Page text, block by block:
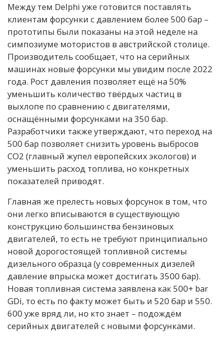
Между тем Delphi уже готовится поставлять
клиентам форсунки с давлением более 500 бар –
прототипы были показаны на этой неделе на
симпозиуме мотористов в австрийской столице.
Производитель сообщает, что на серийных
машинах новые форсунки мы увидим после 2022
года. Рост давления позволяет ещё на 50%
уменьшить количество твёрдых частиц в
выхлопе по сравнению с двигателями,
оснащёнными форсунками на 350 бар.
Разработчики также утверждают, что переход на
500 бар позволяет снизить уровень выбросов
СО2 (главный жупел европейских экологов) и
уменьшить расход топлива, но конкретных
показателей приводят.
Главная же прелесть новых форсунок в том, что
они легко вписываются в существующую
конструкцию большинства бензиновых
двигателей, то есть не требуют принципиально
новой дорогостоящей топливной системы
дизельного образца (у современных дизелей
давление впрыска может достигать 3500 бар).
Новая топливная система заявлена как 500+ bar
GDi, то есть по факту может быть и 520 бар и 550.
600 уже вряд ли, но кто знает – подождём
серийных двигателей с новыми форсунками.